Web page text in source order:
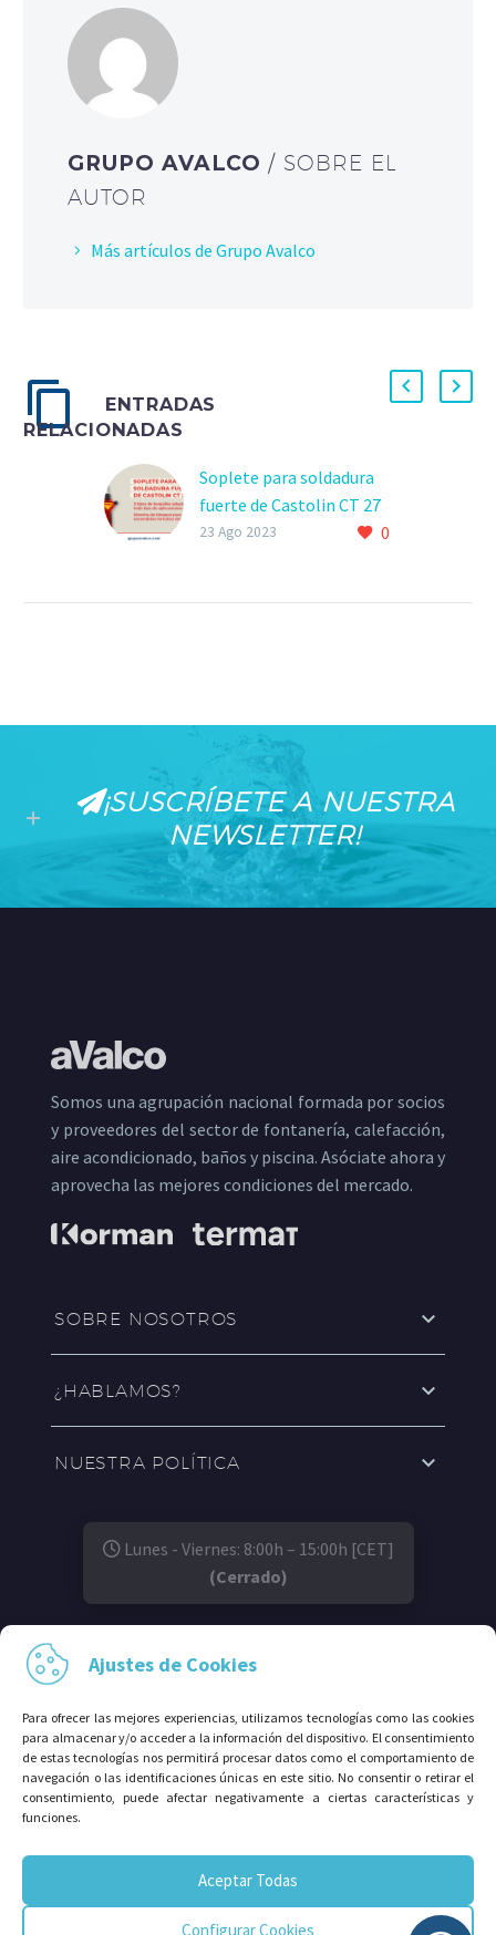
Ajustes de Cookies
Para ofrecer las mejores experiencias, utilizamos tecnologías como las cookies
para almacenar y/o acceder a la información del dispositivo. El consentimiento
de estas tecnologías nos permitirá procesar datos como el comportamiento de
navegación o las identificaciones únicas en este sitio. No consentir o retirar el
consentimiento, puede afectar negativamente a ciertas características y
funciones.
Aceptar Todas
Configurar Cookies
GRUPO AVALCO / SOBRE EL
AUTOR
Más artículos de Grupo Avalco
ENTRADAS
RELACIONADAS
Soplete para soldadura
fuerte de Castolin CT 27
0
23 Ago 2023
¡SUSCRÍBETE A NUESTRA
NEWSLETTER!
Somos una agrupación nacional formada por socios
y proveedores del sector de fontanería, calefacción,
aire acondicionado, baños y piscina. Asóciate ahora y
aprovecha las mejores condiciones del mercado.
SOBRE NOSOTROS
¿HABLAMOS?
NUESTRA POLÍTICA
Lunes - Viernes: 8:00h – 15:00h [CET]
(Cerrado)
© 2026⠀Grupo Avalco®. Todos los derechos
reservados.